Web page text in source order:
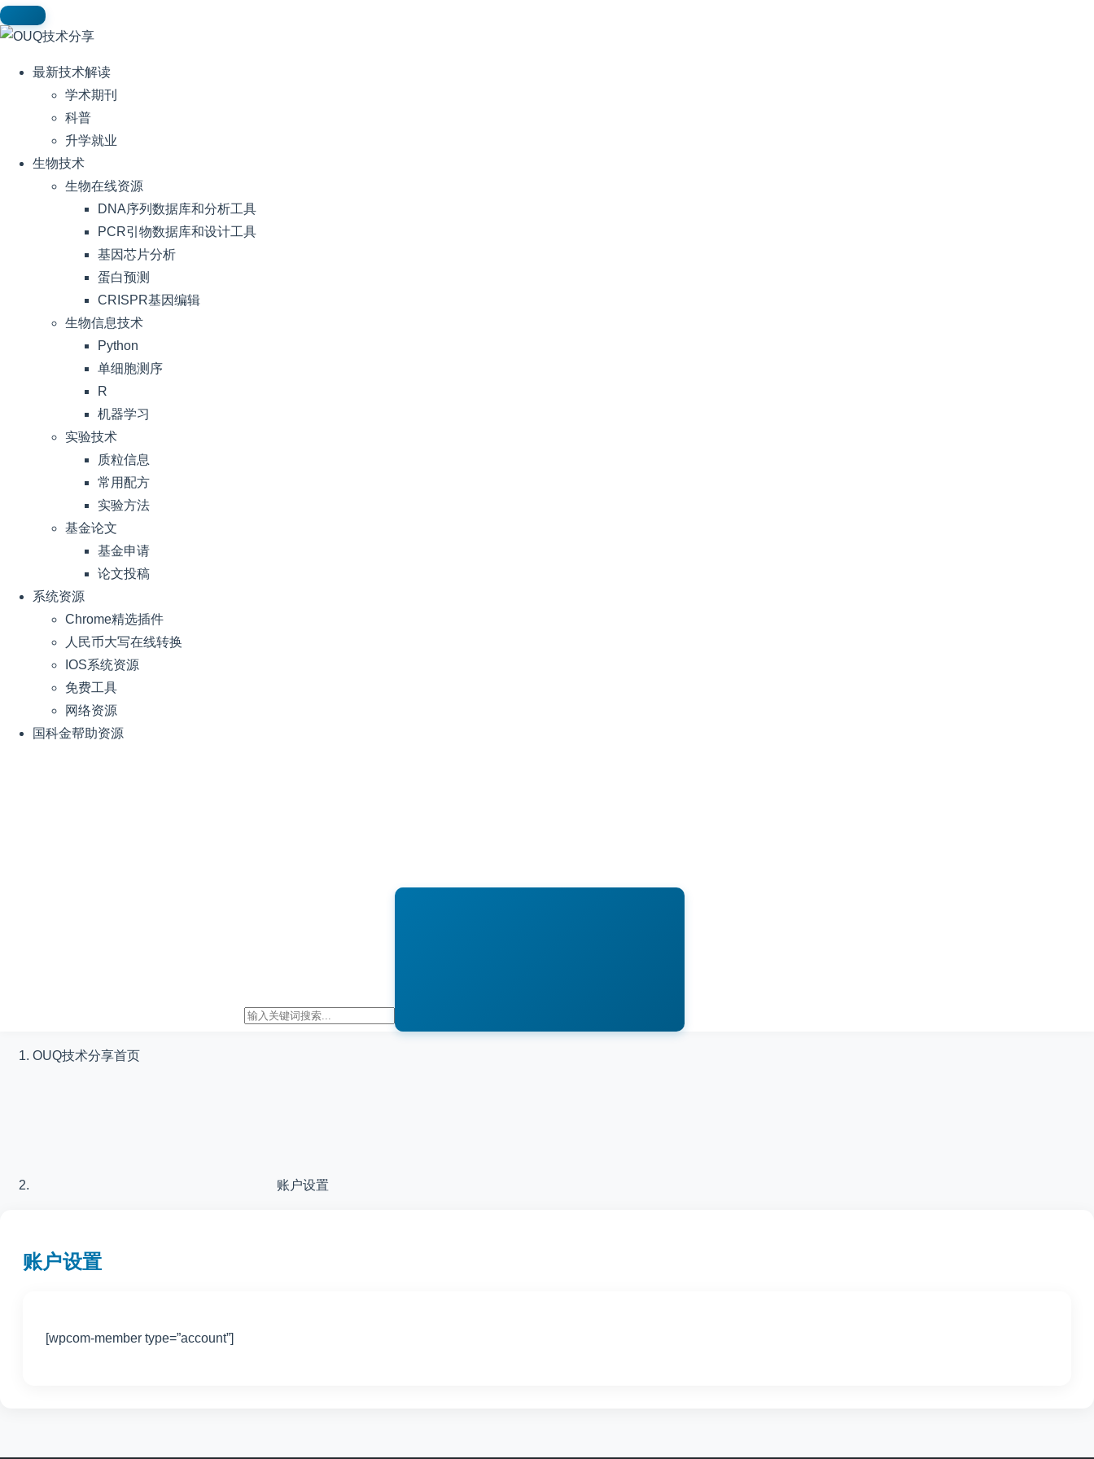
最新技术解读
学术期刊
科普
升学就业
生物技术
生物在线资源
DNA序列数据库和分析工具
PCR引物数据库和设计工具
基因芯片分析
蛋白预测
CRISPR基因编辑
生物信息技术
Python
单细胞测序
R
机器学习
实验技术
质粒信息
常用配方
实验方法
基金论文
基金申请
论文投稿
系统资源
Chrome精选插件
人民币大写在线转换
IOS系统资源
免费工具
网络资源
国科金帮助资源
OUQ技术分享首页
账户设置
账户设置
[wpcom-member type=”account”]